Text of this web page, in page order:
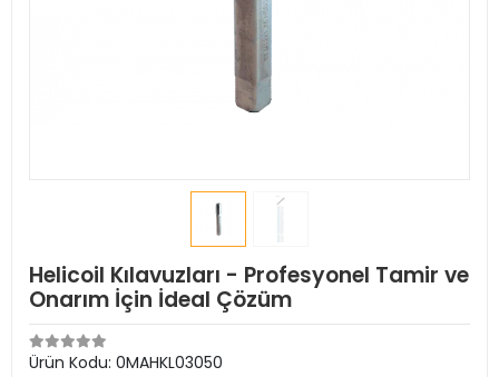
Helicoil Kılavuzları - Profesyonel Tamir ve
Onarım İçin İdeal Çözüm
Ürün Kodu: 0MAHKL03050